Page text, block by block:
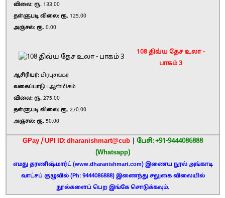
விலை: ரூ. 133.00
தள்ளுபடி விலை: ரூ. 125.00
அஞ்சல்: ரூ. 0.00
108 திவ்ய தேச உலா -
பாகம் 3
ஆசிரியர்: பிரபுசங்கர்
வகைப்பாடு : ஆன்மிகம்
விலை: ரூ. 275.00
தள்ளுபடி விலை: ரூ. 270.00
அஞ்சல்: ரூ. 50.00
GPay / UPI ID: dharanishmart@cub
பேசி: +91-9444086888
(Whatsapp)
எமது தரணிஷ்மார்ட் (www.dharanishmart.com) இணைய நூல் அங்காடி
வாட்சப் குழுவில் (Ph: 9444086888) இணைந்து சலுகை விலையில்
நூல்களைப் பெற இங்கே சொடுக்கவும்.